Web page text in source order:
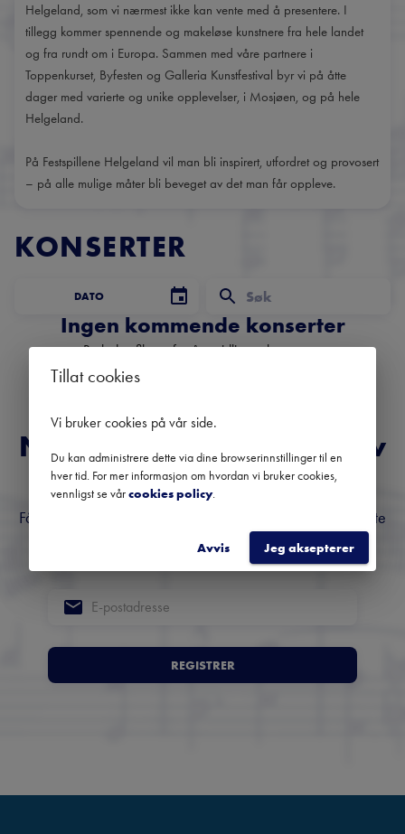
Helgeland, som vi nærmest ikke kan vente med å presentere. I
tillegg kommer spennende og makeløse kunstnere fra hele landet
og fra rundt om i Europa. Sammen med våre partnere i
Toppenkurset, Byfesten og Galleria Kunstfestival byr vi på åtte
dager med varierte og unike opplevelser, i Mosjøen, og på hele
Helgeland.
På Festspillene Helgeland vil man bli inspirert, utfordret og provosert
– på alle mulige måter bli beveget av det man får oppleve.
KONSERTER
DATO
Ingen kommende konserter
Bruk datofilteret for å se tidligere konserter.
Norges fremste nyhetsbrev
om klassisk musikk
Få oversikt over kommende konserter, festivaler og utvalgte
anbefalinger fra hele landet.
REGISTRER
Tillat cookies
Vi bruker cookies på vår side.
Du kan administrere dette via dine browserinnstillinger til en
hver tid. For mer informasjon om hvordan vi bruker cookies,
vennligst se vårcookies policy.
Avvis Jeg aksepterer